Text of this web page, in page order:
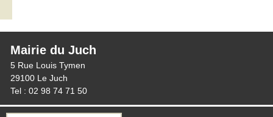
Mairie du Juch
5 Rue Louis Tymen
29100 Le Juch
Tel : 02 98 74 71 50